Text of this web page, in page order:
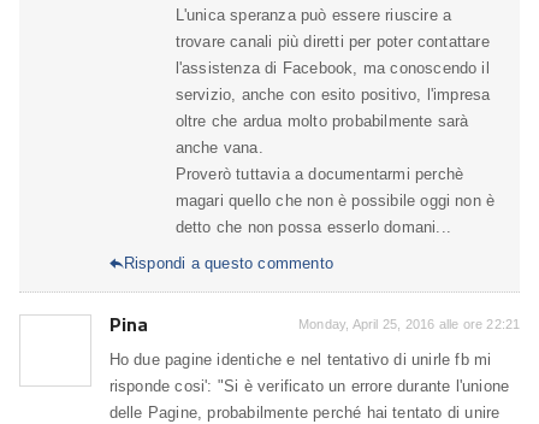
L'unica speranza può essere riuscire a
trovare canali più diretti per poter contattare
l'assistenza di Facebook, ma conoscendo il
servizio, anche con esito positivo, l'impresa
oltre che ardua molto probabilmente sarà
anche vana.
Proverò tuttavia a documentarmi perchè
magari quello che non è possibile oggi non è
detto che non possa esserlo domani...
Rispondi a questo commento
Pina Monday, April 25, 2016 alle ore 22:21
Ho due pagine identiche e nel tentativo di unirle fb mi
risponde cosi': "Si è verificato un errore durante l'unione
delle Pagine, probabilmente perché hai tentato di unire